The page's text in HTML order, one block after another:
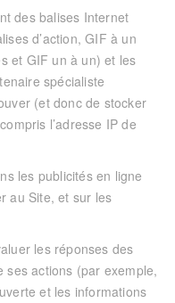
des balises Internet
d’action, GIF à un
et GIF un à un) et les
spécialiste
(et donc de stocker
l’adresse IP de
les publicités en ligne
au Site, et sur les
les réponses des
ses actions (par exemple,
et les informations